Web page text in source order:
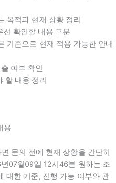
목적과 현재 상황 정리
선 확인할 내용 구분
기준으로 현재 적용 가능한 안내
여부 확인
할 내용 정리
용
문의 전에 현재 상황을 간단히
07월09일 12시46분 원하는 조
대한 기준, 진행 가능 여부와 관